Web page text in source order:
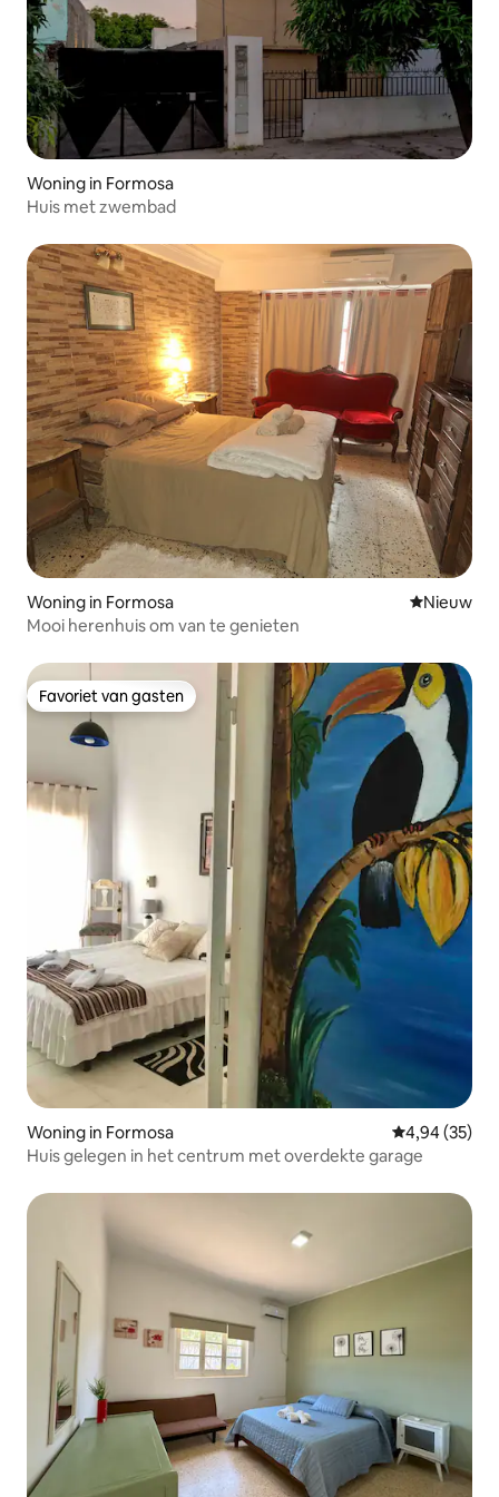
Woning in Formosa
Huis met zwembad
Woning in Formosa Nieuwe
Nieuw
Mooi herenhuis om van te genieten
Favoriet van gasten
Favoriet van gasten
Woning in Formosa Gemiddelde
4,94 (35)
Huis gelegen in het centrum met overdekte garage